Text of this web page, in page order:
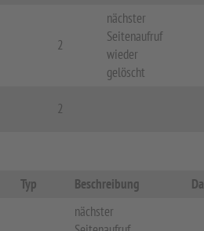
2
nächster
Seitenaufruf
wieder
gelöscht
2
Typ Beschreibung
nächster